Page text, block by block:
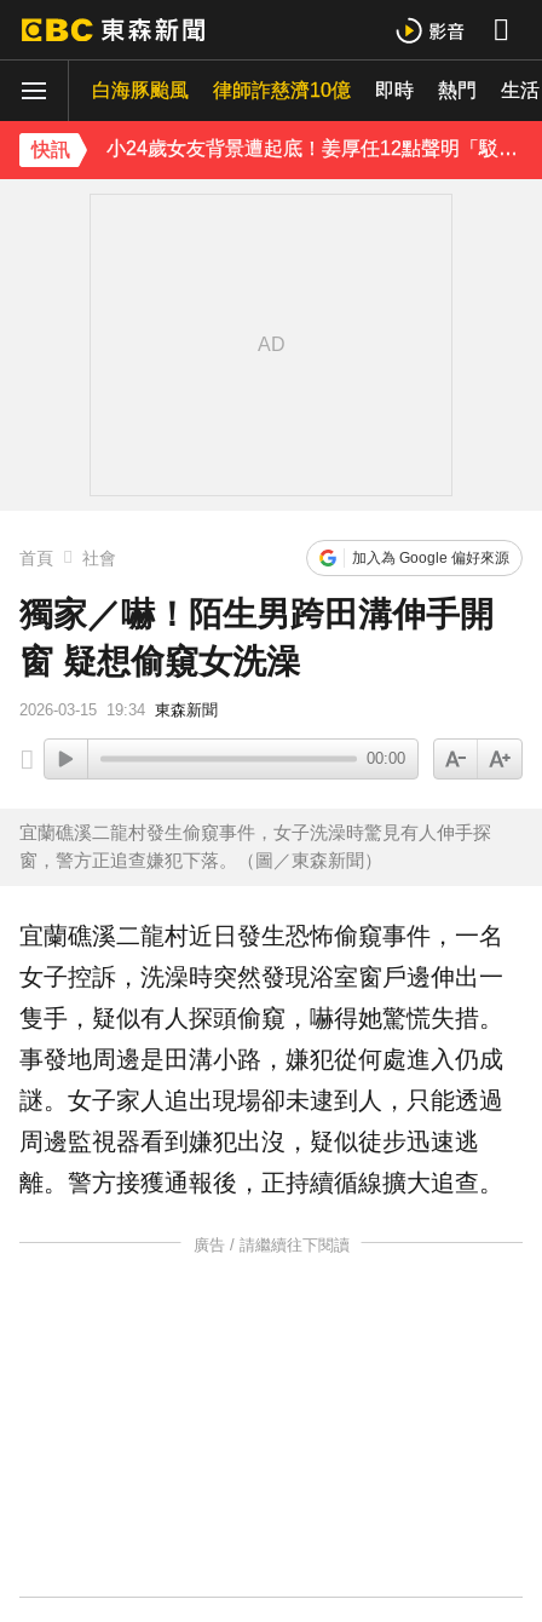
白海豚颱風 律師詐慈濟10億 即時 熱門 生活
快訊
下載東森App，隨時掌握天下大小事！
首頁 社會 加入為 Google 偏好來源
獨家／嚇！陌生男跨田溝伸手開
窗 疑想偷窺女洗澡
2026-03-15 19:34 東森新聞
00:00
宜蘭礁溪二龍村發生偷窺事件，女子洗澡時驚見有人伸手探
窗，警方正追查嫌犯下落。（圖／東森新聞）
宜蘭礁溪二龍村近日發生恐怖偷窺事件，一名
女子控訴， 洗澡時突然發現浴室窗戶邊伸出一
隻手，疑似有人探頭偷窺，嚇得她驚慌失措。
事發地周邊是田溝小路 ，嫌犯從何處進入仍成
謎。女子家人追出現場卻未逮到人，只能透過
周邊監視器看到嫌犯出沒，疑似徒步迅速逃
離。警方接獲通報後，正持續循線擴大追查。
廣告 / 請繼續往下閱讀